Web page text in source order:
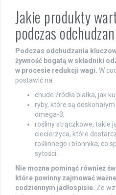
Jakie produkty
podczas
Podczas odchudzania
żywność bogatą w składniki
w procesie redukcji wagi. W
postawić na:
chude źródła białka, jak
ryby, które są
omega-3,
rośliny strączkowe, takie
ciecierzyca, które
roślinnego i błonnika, co
sytości.
Nie można pominąć również
które powinny zajmować
codziennym jadłospisie. Ze